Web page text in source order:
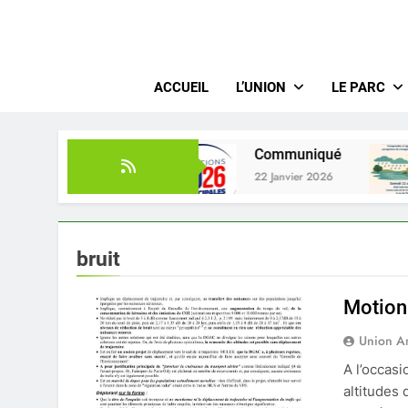
ACCUEIL L’UNION LE PARC
Communiqué
22 Janvier 2026
bruit
Motion
Union
A
altitudes